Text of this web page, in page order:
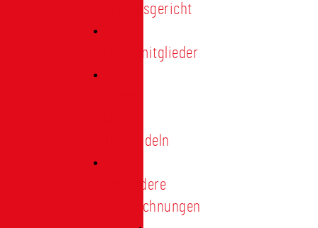
Schiedsgericht
Ehrenmitglieder
Treunadeln
Besondere
Auszeichnungen